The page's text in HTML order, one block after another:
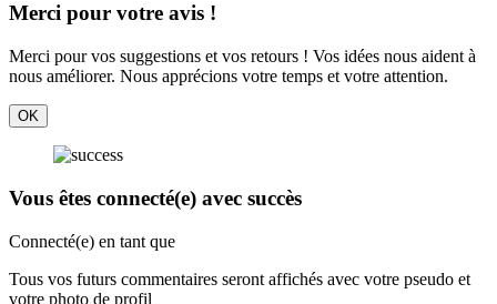
Merci pour votre avis !
Merci pour vos suggestions et vos retours ! Vos idées nous aident à
nous améliorer. Nous apprécions votre temps et votre attention.
OK
Vous êtes connecté(e) avec succès
Connecté(e) en tant que
Tous vos futurs commentaires seront affichés avec votre pseudo et
votre photo de profil